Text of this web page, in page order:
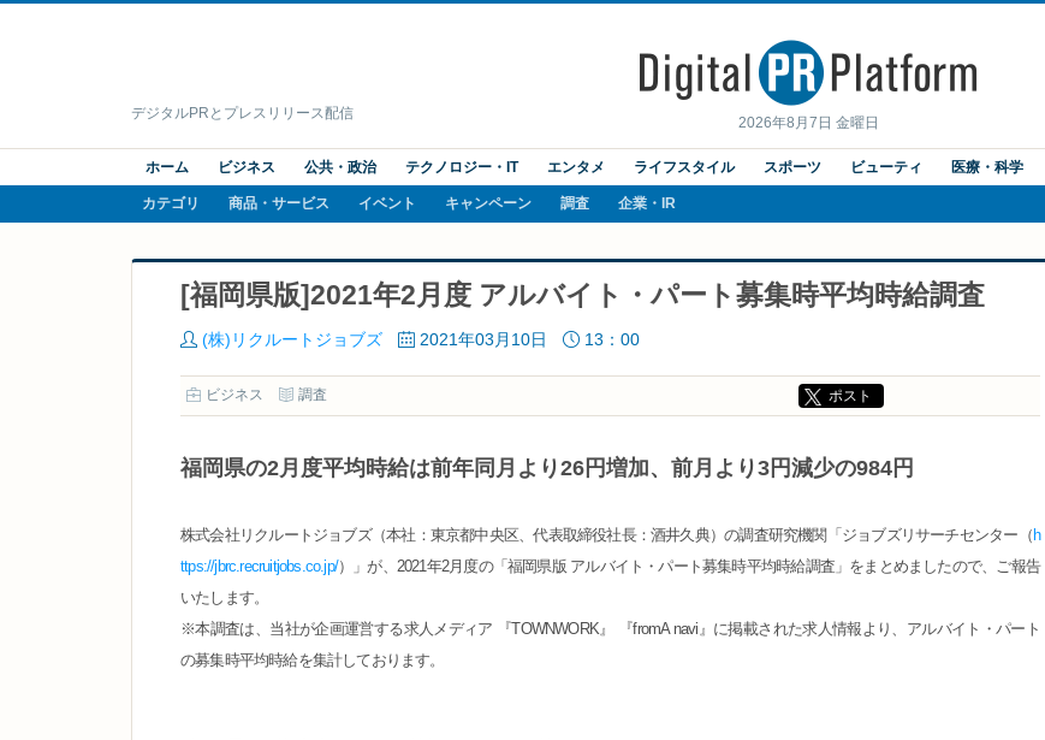
2026年8月7日 金曜日
デジタルPRとプレスリリース配信
ホーム ビジネス 公共・政治 テクノロジー・IT エンタメ ライフスタイル スポーツ ビューティ 医療・科学
カテゴリ 商品・サービス イベント キャンペーン 調査 企業・IR
[福岡県版]2021年2月度 アルバイト・パート募集時平均時給調査
(株)リクルートジョブズ 2021年03月10日 13：00
ビジネス 調査 ポスト
福岡県の2月度平均時給は前年同月より26円増加、前月より3円減少の984円
株式会社リクルートジョブズ（本社：東京都中央区、代表取締役社長：酒井久典）の調査研究機関「ジョブズリサーチセンター（ h
ttps://jbrc.recruitjobs.co.jp/）」が、2021年2月度の「福岡県版 アルバイト・パート募集時平均時給調査」をまとめましたので、ご報告
いたします。
※本調査は、当社が企画運営する求人メディア 『TOWNWORK』 『fromA navi』に掲載された求人情報より、アルバイト・パート
の募集時平均時給を集計しております。